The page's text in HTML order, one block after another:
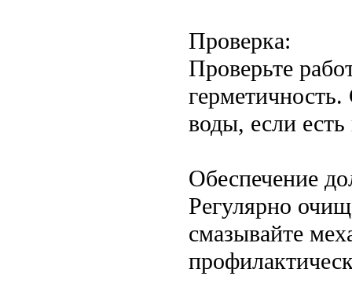
Проверка:
Проверьте
воды, если
Обеспечение
Регулярно
смазывайте